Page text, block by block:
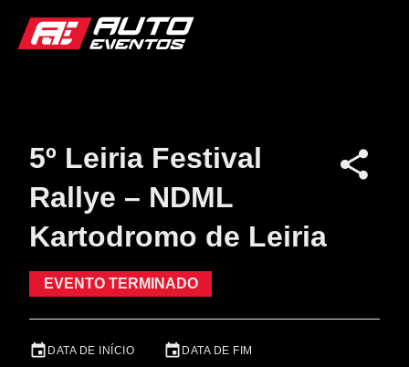
5º Leiria Festival
Rallye – NDML
Kartodromo de Leiria
EVENTO TERMINADO
DATA DE INÍCIO DATA DE FIM